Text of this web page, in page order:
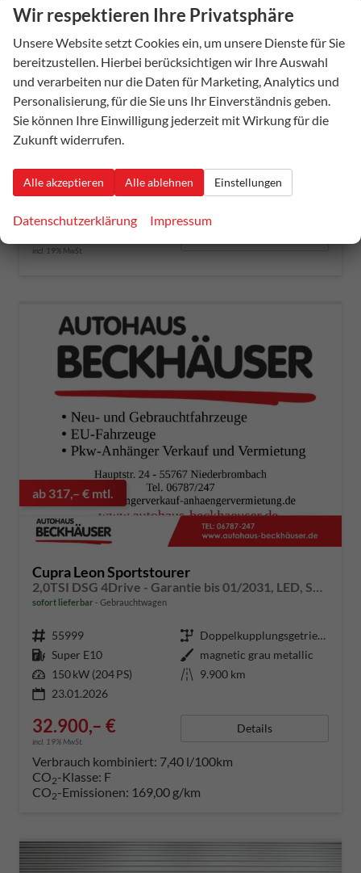
Cupra Leon Sportstourer
VZ 2,0TSI DSG 4Drive - AHK, SHZ
Gebrauchtwagen
Fahrzeugnummer 54240
Leistung
228 kW (310 PS) Kilometerstand
12.000 km
incl. 19% MwSt.
ab 317,– € mtl.
Cupra Leon Sportstourer
2,0TSI DSG 4Drive - Garantie bis 01/2031, LED, SHZ, Rückfahrkamera, AHK-Vorbereitung
sofort lieferbar Gebrauchtwagen
Fahrzeugnummer 55999 Getriebe
Doppelkupplungsgetriebe (DSG)
Kraftstoff Super E10 Außenfarbe magnetic grau metallic
Leistung 150 kW (204 PS) Kilometerstand 9.900 km
23.01.2026
32.900,– €
incl. 19% MwSt.
Details
Verbrauch kombiniert: 7,40 l/100km
CO2-Klasse: F
CO2-Emissionen: 169,00 g/km
Wir respektieren Ihre Privatsphäre
Unsere Website setzt Cookies ein, um unsere Dienste für Sie
bereitzustellen. Hierbei berücksichtigen wir Ihre Auswahl
und verarbeiten nur die Daten für Marketing, Analytics und
Personalisierung, für die Sie uns Ihr Einverständnis geben.
Sie können Ihre Einwilligung jederzeit mit Wirkung für die
Zukunft widerrufen.
Alle akzeptieren Alle ablehnen Einstellungen
Datenschutzerklärung Impressum